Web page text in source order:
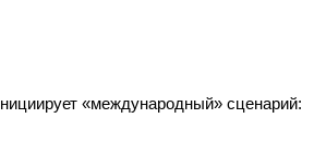
«международный» сценарий: